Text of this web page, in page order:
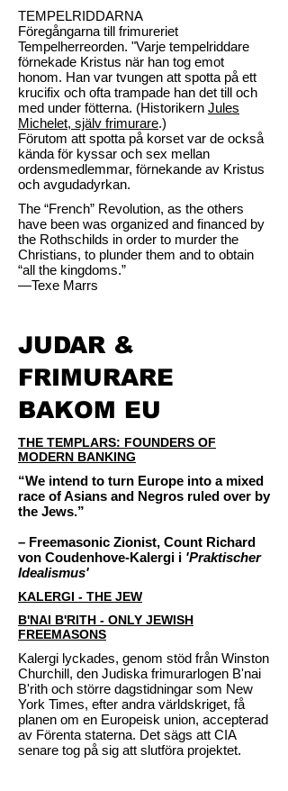
TEMPELRIDDARNA
Föregångarna till frimureriet
Tempelherreorden. "Varje tempelriddare
förnekade Kristus när han tog emot
honom. Han var tvungen att spotta på ett
krucifix och ofta trampade han det till och
med under fötterna. (Historikern Jules
Michelet, själv frimurare.)
Förutom att spotta på korset var de också
kända för kyssar och sex mellan
ordensmedlemmar, förnekande av Kristus
och avgudadyrkan.
The “French” Revolution, as the others
have been was organized and financed by
the Rothschilds in order to murder the
Christians, to plunder them and to obtain
“all the kingdoms.”
—Texe Marrs
JUDAR &
FRIMURARE
BAKOM EU
THE TEMPLARS: FOUNDERS OF
MODERN BANKING
“We intend to turn Europe into a mixed
race of Asians and Negros ruled over by
the Jews.”
– Freemasonic Zionist, Count Richard
von Coudenhove-Kalergi i 'Praktischer
Idealismus'
KALERGI - THE JEW
B'NAI B'RITH - ONLY JEWISH
FREEMASONS
Kalergi lyckades, genom stöd från Winston
Churchill, den Judiska frimurarlogen B'nai
B'rith och större dagstidningar som New
York Times, efter andra världskriget, få
planen om en Europeisk union, accepterad
av Förenta staterna. Det sägs att CIA
senare tog på sig att slutföra projektet.